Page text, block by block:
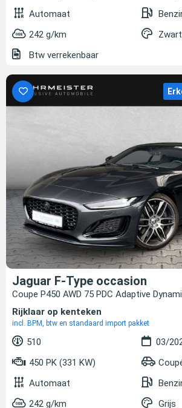
Automaat
242 g/km
Zwart
Btw verrekenbaar
Jaguar F-Type occasion
Coupe P450 AWD 75 PDC Adaptive
Rijklaar op kenteken
incl. BPM, btw en standaard import pakket
510
03/
450 PK (331 KW)
Automaat
242 g/km
Grijs